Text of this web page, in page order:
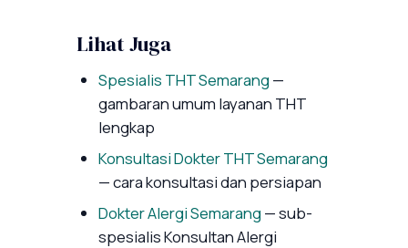
Lihat Juga
Spesialis THT Semarang—
gambaran umum layanan THT
lengkap
Konsultasi Dokter THT Semarang
— cara konsultasi dan persiapan
Dokter Alergi Semarang— sub-
spesialis Konsultan Alergi